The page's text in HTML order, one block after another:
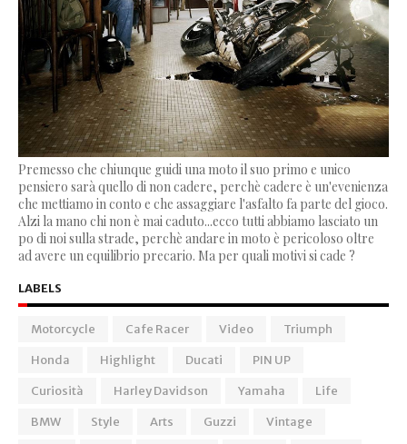
Premesso che chiunque guidi una moto il suo primo e unico
pensiero sarà quello di non cadere, perchè cadere è un'evenienza
che mettiamo in conto e che assaggiare l'asfalto fa parte del gioco.
Alzi la mano chi non è mai caduto...ecco tutti abbiamo lasciato un
po di noi sulla strade, perchè andare in moto è pericoloso oltre
ad avere un equilibrio precario. Ma per quali motivi si cade ?
LABELS
Motorcycle Cafe Racer Video
Triumph
Honda
Highlight Ducati
PIN UP
Curiosità
Harley Davidson Yamaha
Life
BMW
Style Arts Guzzi
Vintage